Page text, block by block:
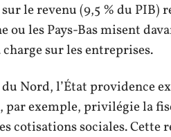
le revenu (9,5 % du PIB)
ou les Pays-Bas misent
sur les entreprises.
Nord, l’État providence
par exemple, privilégie la
cotisations sociales.